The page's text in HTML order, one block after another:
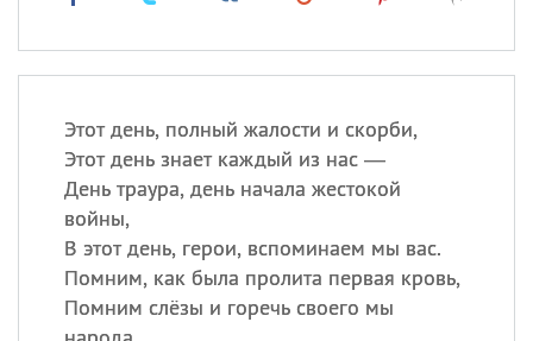
Этот день, полный жалости и скорби,
Этот день знает каждый из нас —
День траура, день начала жестокой
войны,
В этот день, герои, вспоминаем мы вас.
Помним, как была пролита первая кровь,
Помним слёзы и горечь своего мы